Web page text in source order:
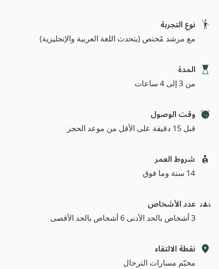
نوع التجربة
مع مرشد مُختص (يتحدث اللغة العربية والإنجليزية)
المدة
من 3 إلى 4 ساعات
وقت الوصول
قبل 15 دقيقة على الأقل من موعد الحجز
شروط العمر
14 سنة وما فوق
عدد الأشخاص
3 أشخاص بالحد الأدنى 6 أشخاص بالحد الأقصى
نقطة الالتقاء
مخيّم مسارات الترحال